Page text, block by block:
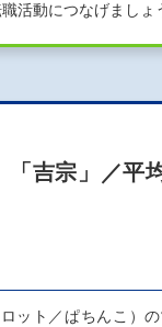
活動につなげましょ
吉宗」／平
ット／ぱちんこ）